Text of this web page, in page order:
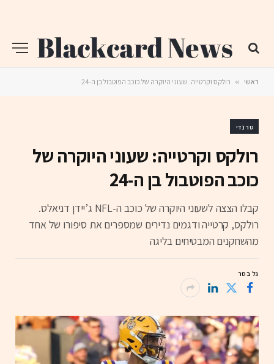
ראשי » רולקס וקרטייה: שעוני היוקרה של כוכב הפוטבול בן ה-24
טרנדי
רולקס וקרטייה: שעוני היוקרה של
כוכב הפוטבול בן ה-24
קבלו הצצה לשעוני היוקרה של כוכב ה-NFL ג’יידן דניאלס.
רולקס, קרטייה ודגמים נדירים שמספרים את סיפורו של אחד
מהשחקנים המבטיחים בליגה
גל בסר